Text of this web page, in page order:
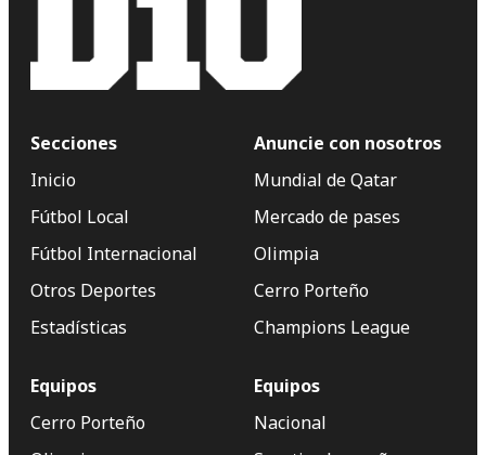
Secciones
Inicio
Fútbol Local
Fútbol Internacional
Otros Deportes
Estadísticas
Anuncie con nosotros
Mundial de Qatar
Mercado de pases
Olimpia
Cerro Porteño
Champions League
Equipos
Cerro Porteño
Equipos
Nacional